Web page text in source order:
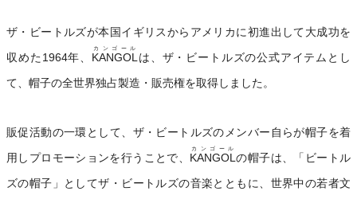
ザ・ビートルズが本国イギリスからアメリカに初進出して大成功を
収めた1964年、 KANGOL
カンゴール
は、ザ・ビートルズの公式アイテムとし
て、帽子の全世界独占製造・販売権を取得しました。
販促活動の一環として、ザ・ビートルズのメンバー自らが帽子を着
用しプロモーションを行うことで、 KANGOL
カンゴール
の帽子は、「ビートル
ズの帽子」としてザ・ビートルズの音楽とともに、世界中の若者文